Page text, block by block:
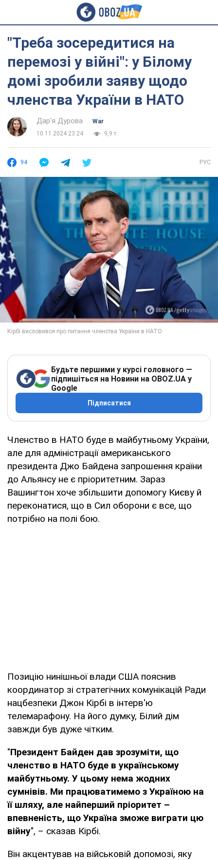
"Треба зосередитися на
перемозі у війні": у Білому
домі зробили заяву щодо
членства України в НАТО
Дар'я Дурова
War
10.11.2024 23:24
9,9 т.
94 РУС
Будьте першими у курсі головного —
підпишіться на Новини на OBOZ.UA у
Google
Підписатися
Членство в НАТО буде в майбутньому України,
але для адміністрації американського
президента Джо Байдена запрошення країни
до Альянсу не є пріоритетним. Зараз
Вашингтон хоче збільшити допомогу Києву й
переконатися, що в Сил оборони є все, що
потрібно на полі бою.
Позицію нинішньої влади США пояснив
координатор зі стратегічних комунікацій Ради
нацбезпеки Джон Кірбі в інтерв'ю
телемарафону. На його думку, Білий дім
завжди був дуже чітким.
"Президент Байден дав зрозуміти, що
членство в НАТО буде в українському
майбутньому. У цьому нема жодних
сумнівів. Ми працюватимемо з Україною на
її шляху, але найперший пріоритет –
впевненість, що Україна зможе виграти цю
війну", – сказав Кірбі.
Він акцентував на військовій допомозі, яку